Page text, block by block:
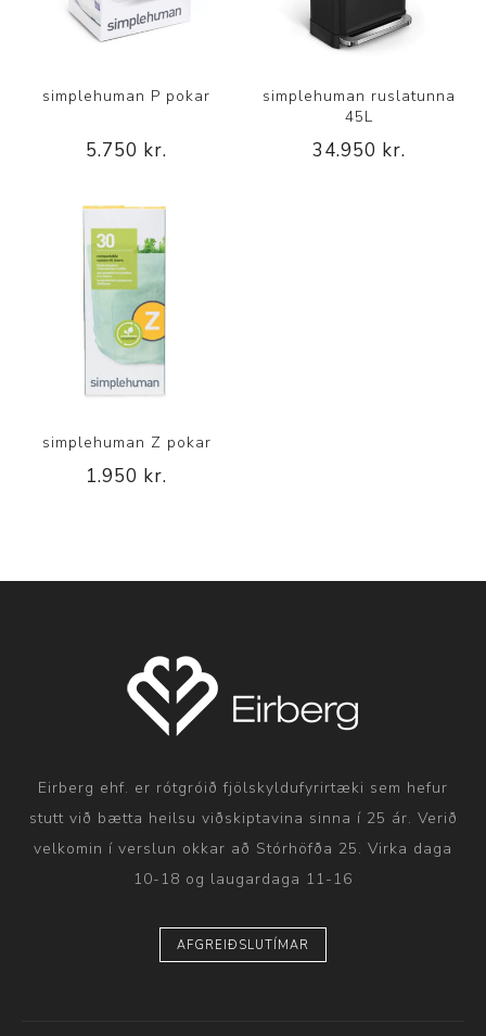
simplehuman P pokar
5.750 kr.
simplehuman ruslatunna
45L
34.950 kr.
simplehuman Z pokar
1.950 kr.
Eirberg ehf. er rótgróið fjölskyldufyrirtæki sem hefur
stutt við bætta heilsu viðskiptavina sinna í 25 ár. Verið
velkomin í verslun okkar að Stórhöfða 25. Virka daga
10-18 og laugardaga 11-16
AFGREIÐSLUTÍMAR